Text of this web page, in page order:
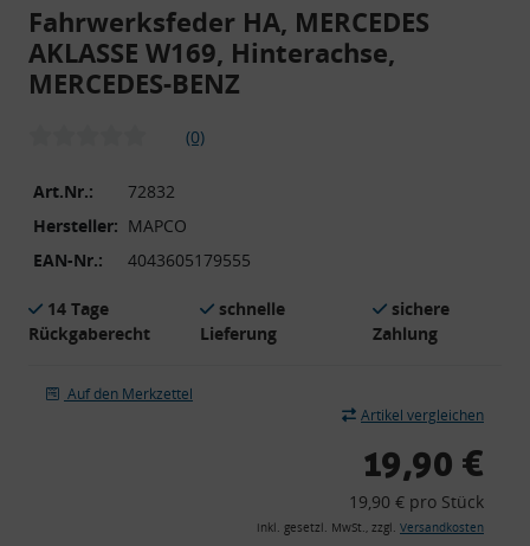
Fahrwerksfeder HA, MERCEDES
AKLASSE W169, Hinterachse,
MERCEDES-BENZ
(0)
Art.Nr.:
72832
Hersteller: MAPCO
EAN-Nr.:
4043605179555
14 Tage
Rückgaberecht
schnelle
Lieferung
sichere
Zahlung
Auf den Merkzettel
Artikel vergleichen
19,90 €
19,90 € pro Stück
inkl. gesetzl. MwSt., zzgl. Versandkosten